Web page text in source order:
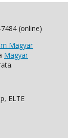
(online)
Magyar
Magyar
ELTE